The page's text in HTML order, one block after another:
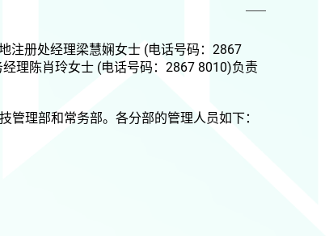
注册处经理梁慧娴女士 (电话号码：2867
理陈肖玲女士 (电话号码：2867 8010)负责
理部和常务部。各分部的管理人员如下：